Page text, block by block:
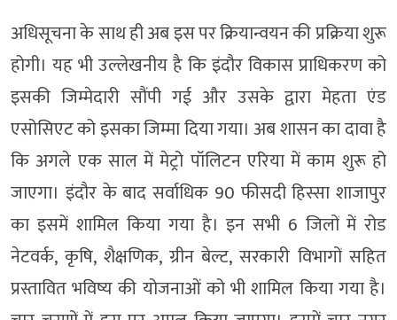
अधिसूचना के साथ ही अब इस पर क्रियान्वयन की प्रक्रिया शुरू
होगी। यह भी उल्लेखनीय है कि इंदौर विकास प्राधिकरण को
इसकी जिम्मेदारी सौंपी गई और उसके द्वारा मेहता एंड
एसोसिएट को इसका जिम्मा दिया गया। अब शासन का दावा है
कि अगले एक साल में मेट्रो पॉलिटन एरिया में काम शुरू हो
जाएगा। इंदौर के बाद सर्वाधिक 90 फीसदी हिस्सा शाजापुर
का इसमें शामिल किया गया है। इन सभी 6 जिलों में रोड
नेटवर्क, कृषि, शैक्षणिक, ग्रीन बेल्ट, सरकारी विभागों सहित
प्रस्तावित भविष्य की योजनाओं को भी शामिल किया गया है।